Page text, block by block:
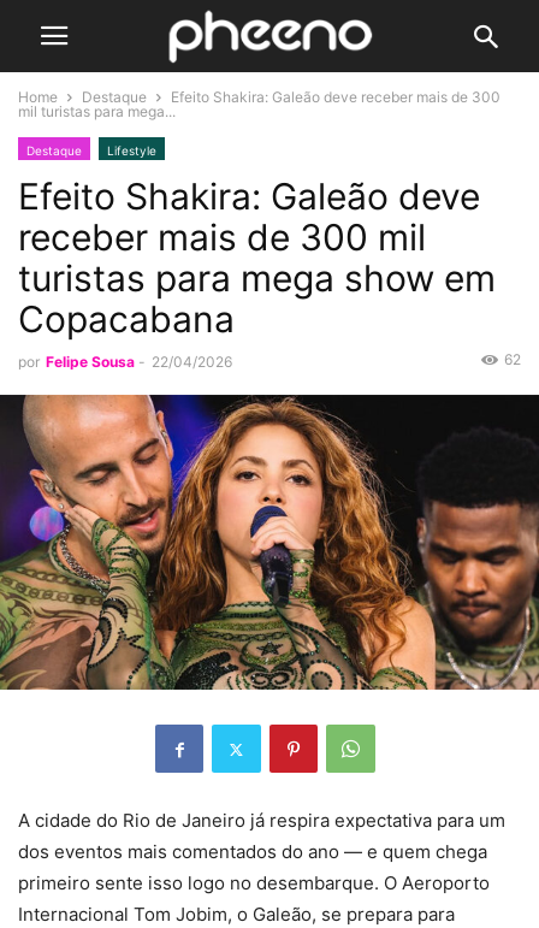
Home Destaque
Efeito Shakira: Galeão deve receber mais de 300
mil turistas para mega...
Destaque Lifestyle
Efeito Shakira: Galeão deve
receber mais de 300 mil
turistas para mega show em
Copacabana
por Felipe Sousa - 22/04/2026 62
A cidade do Rio de Janeiro já respira expectativa para um
dos eventos mais comentados do ano — e quem chega
primeiro sente isso logo no desembarque. O Aeroporto
Internacional Tom Jobim, o Galeão, se prepara para